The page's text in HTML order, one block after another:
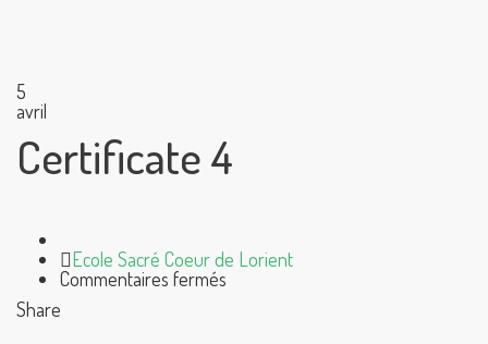
5
avril
Certificate 4
Author
Ecole Sacré Coeur de Lorient
Commentaires fermés
Share